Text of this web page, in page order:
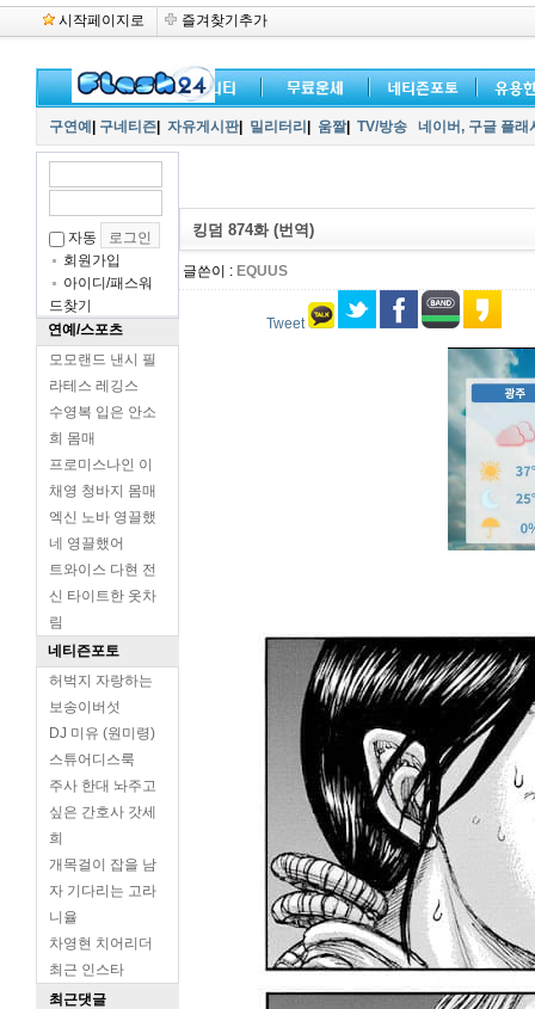
시작페이지로 즐겨찾기추가
구연예 구네티즌 자유게시판| 밀리터리 움짤| TV/방송 네이버, 구글 플
자동
회원가입
아이디/패스워
드찾기
연예/스포츠
모모랜드 낸시 필
라테스 레깅스
수영복 입은 안소
희 몸매
프로미스나인 이
채영 청바지 몸매
엑신 노바 영끌했
네 영끌했어
트와이스 다현 전
신 타이트한 옷차
림
네티즌포토
허벅지 자랑하는
보송이버섯
DJ 미유 (원미령)
스튜어디스룩
주사 한대 놔주고
싶은 간호사 갓세
희
개목걸이 잡을 남
자 기다리는 고라
니율
차영현 치어리더
최근 인스타
최근댓글
킹덤 874화 (번역)
글쓴이 : EQUUS
Tweet